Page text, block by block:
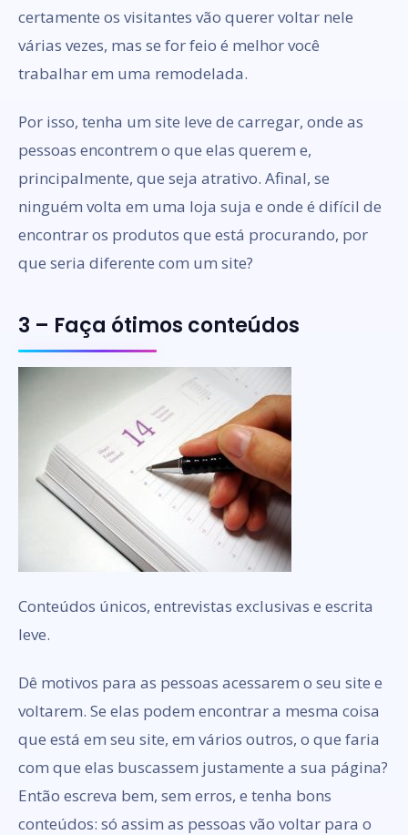
certamente os visitantes vão querer voltar nele
várias vezes, mas se for feio é melhor você
trabalhar em uma remodelada.
Por isso, tenha um site leve de carregar, onde as
pessoas encontrem o que elas querem e,
principalmente, que seja atrativo. Afinal, se
ninguém volta em uma loja suja e onde é difícil de
encontrar os produtos que está procurando, por
que seria diferente com um site?
3 – Faça ótimos conteúdos
Conteúdos únicos, entrevistas exclusivas e escrita
leve.
Dê motivos para as pessoas acessarem o seu site e
voltarem. Se elas podem encontrar a mesma coisa
que está em seu site, em vários outros, o que faria
com que elas buscassem justamente a sua página?
Então escreva bem, sem erros, e tenha bons
conteúdos: só assim as pessoas vão voltar para o